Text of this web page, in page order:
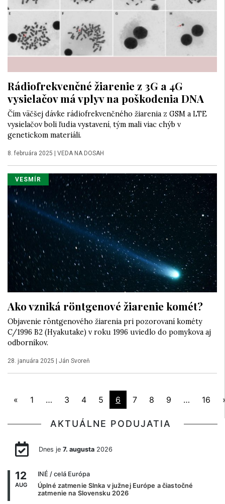
Rádiofrekvenčné žiarenie z 3G a 4G
vysielačov má vplyv na poškodenia DNA
Čím väčšej dávke rádiofrekvenčného žiarenia z GSM a LTE
vysielačov boli ľudia vystavení, tým mali viac chýb v
genetickom materiáli.
8. februára 2025 | VEDA NA DOSAH
VESMÍR
Ako vzniká röntgenové žiarenie komét?
Objavenie röntgenového žiarenia pri pozorovaní kométy
C/1996 B2 (Hyakutake) v roku 1996 uviedlo do pomykova aj
odborníkov.
28. januára 2025 | Ján Svoreň
« 1 … 3 4 5 6 7 8 9 … 16
AKTUÁLNE PODUJATIA
Dnes je 7. augusta2026
12
AUG
INÉ / celá Európa
Úplné zatmenie Slnka v južnej Európe a čiastočné
zatmenie na Slovensku 2026